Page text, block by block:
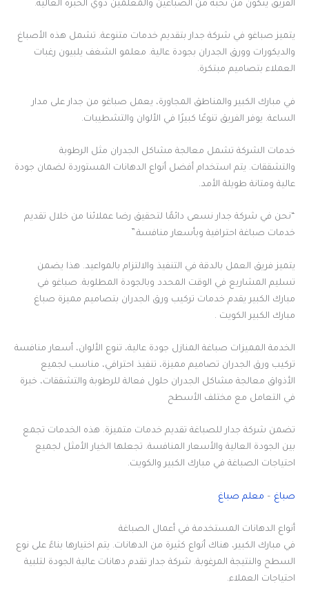
الفريق يتكون من نخبة من الصباغين والمعلمين ذوي الخبرة العالية.
يتميز صباغو في شركة جدار بتقديم خدمات متنوعة. تشمل هذه الأصباغ
والديكورات وورق الجدران بجودة عالية. معلمو الشغف يلبيون رغبات
العملاء بتصاميم مبتكرة.
في مبارك الكبير والمناطق المجاورة، يعمل صباغو من جدار على مدار
الساعة. يوفر الفريق تنوعًا كبيرًا في الألوان والتشطيبات.
خدمات الشركة تشمل معالجة مشاكل الجدران مثل الرطوبة
والتشققات. يتم استخدام أفضل أنواع الدهانات المستوردة لضمان جودة
عالية ومتانة طويلة الأمد.
“نحن في شركة جدار نسعى دائمًا لتحقيق رضا عملائنا من خلال تقديم
خدمات صباغة احترافية وبأسعار منافسة.”
يتميز فريق العمل بالدقة في التنفيذ والالتزام بالمواعيد. هذا يضمن
تسليم المشاريع في الوقت المحدد وبالجودة المطلوبة. صباغو في
مبارك الكبير يقدم خدمات تركيب ورق الجدران بتصاميم مميزة صباغ
مبارك الكبير الكويت .
الخدمة المميزات صباغة المنازل جودة عالية، تنوع الألوان، أسعار منافسة
تركيب ورق الجدران تصاميم مميزة، تنفيذ احترافي، مناسب لجميع
الأذواق معالجة مشاكل الجدران حلول فعالة للرطوبة والتشققات، خبرة
في التعامل مع مختلف الأسطح
تضمن شركة جدار للصباغة تقديم خدمات متميزة. هذه الخدمات تجمع
بين الجودة العالية والأسعار المنافسة. تجعلها الخيار الأمثل لجميع
احتياجات الصباغة في مبارك الكبير والكويت.
صباغ – معلم صباغ
أنواع الدهانات المستخدمة في أعمال الصباغة
في مبارك الكبير، هناك أنواع كثيرة من الدهانات. يتم اختيارها بناءً على نوع
السطح والنتيجة المرغوبة. شركة جدار تقدم دهانات عالية الجودة لتلبية
احتياجات العملاء.